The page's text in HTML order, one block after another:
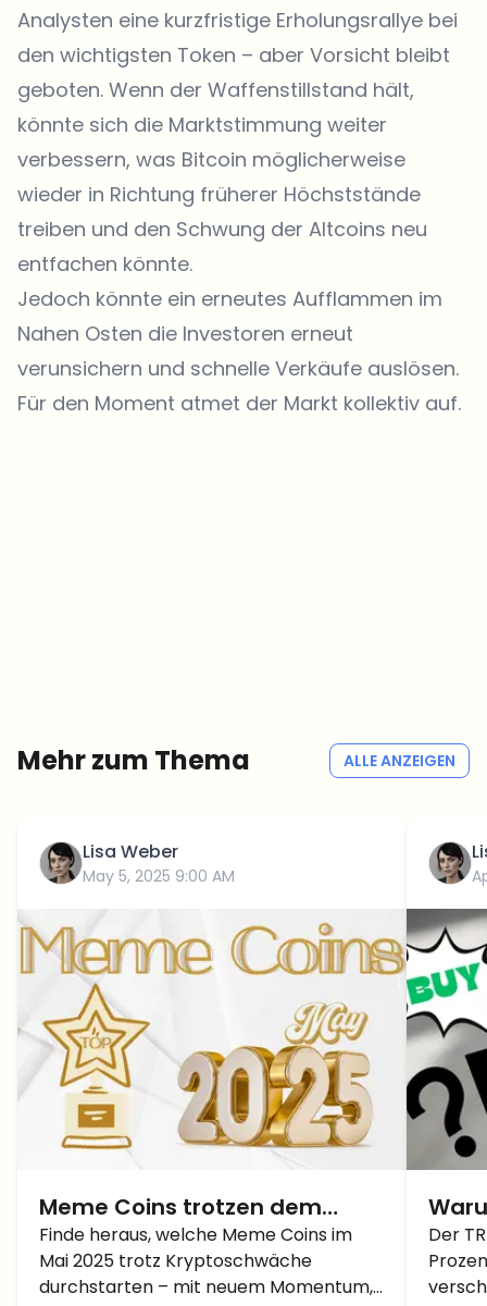
Analysten eine kurzfristige Erholungsrallye bei
den wichtigsten Token – aber Vorsicht bleibt
geboten. Wenn der Waffenstillstand hält,
könnte sich die Marktstimmung weiter
verbessern, was Bitcoin möglicherweise
wieder in Richtung früherer Höchststände
treiben und den Schwung der Altcoins neu
entfachen könnte.
Jedoch könnte ein erneutes Aufflammen im
Nahen Osten die Investoren erneut
verunsichern und schnelle Verkäufe auslösen.
Für den Moment atmet der Markt kollektiv auf.
Mehr zum Thema ALLE ANZEIGEN
Lisa Weber
May 5, 2025 9:00 AM
Meme Coins trotzen dem
Marktcrash: Ausblick für Mai
2025 und Prognose für Q2
Finde heraus, welche Meme Coins im
Mai 2025 trotz Kryptoschwäche
durchstarten – mit neuem Momentum,
Kurs
Der